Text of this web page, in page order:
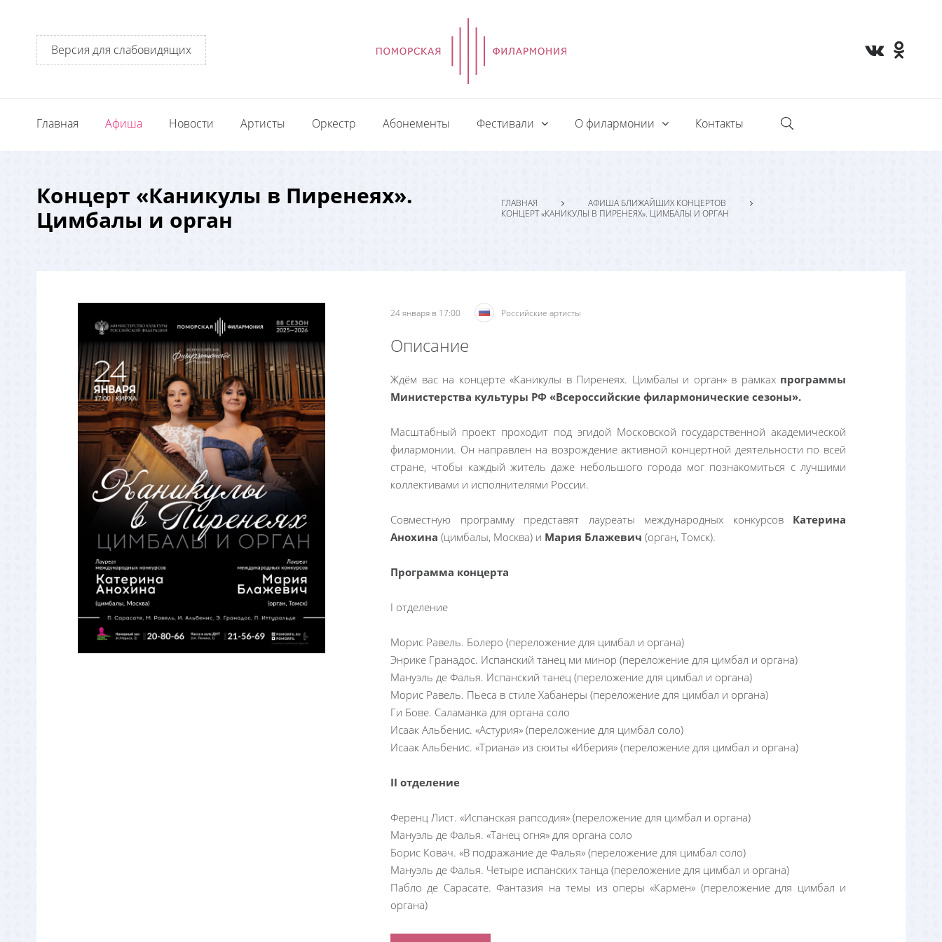
Версия для слабовидящих
Главная Афиша Новости Артисты Оркестр Абонементы Фестивали О филармонии Контакты
Концерт «Каникулы в Пиренеях».
Цимбалы и орган
ГЛАВНАЯ
АФИША БЛИЖАЙШИХ КОНЦЕРТОВ
КОНЦЕРТ «КАНИКУЛЫ В ПИРЕНЕЯХ». ЦИМБАЛЫ И ОРГАН
24 января в 17:00 Российские артисты
Описание
Ждём вас на концерте «Каникулы в Пиренеях. Цимбалы и орган» в рамках программы
Министерства культуры РФ «Всероссийские филармонические сезоны».
Масштабный проект проходит под эгидой Московской государственной академической
филармонии. Он направлен на возрождение активной концертной деятельности по всей
стране, чтобы каждый житель даже небольшого города мог познакомиться с лучшими
коллективами и исполнителями России.
Совместную программу представят лауреаты международных конкурсов Катерина
Анохина (цимбалы, Москва) и Мария Блажевич (орган, Томск).
Программа концерта
I отделение
Морис Равель. Болеро (переложение для цимбал и органа)
Энрике Гранадос. Испанский танец ми минор (переложение для цимбал и органа)
Мануэль де Фалья. Испанский танец (переложение для цимбал и органа)
Морис Равель. Пьеса в стиле Хабанеры (переложение для цимбал и органа)
Ги Бове. Саламанка для органа соло
Исаак Альбенис. «Астурия» (переложение для цимбал соло)
Исаак Альбенис. «Триана» из сюиты «Иберия» (переложение для цимбал и органа)
II отделение
Ференц Лист. «Испанская рапсодия» (переложение для цимбал и органа)
Мануэль де Фалья. «Танец огня» для органа соло
Борис Ковач. «В подражание де Фалья» (переложение для цимбал соло)
Мануэль де Фалья. Четыре испанских танца (переложение для цимбал и органа)
Пабло де Сарасате. Фантазия на темы из оперы «Кармен» (переложение для цимбал и
органа)